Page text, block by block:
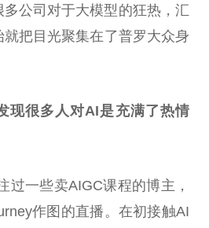
多公司对于大模型的狂热，汇
把目光聚集在了普罗大众身
现很多人对AI是充满了热情
过一些卖AIGC课程的博主，
作图的直播。在初接触AI